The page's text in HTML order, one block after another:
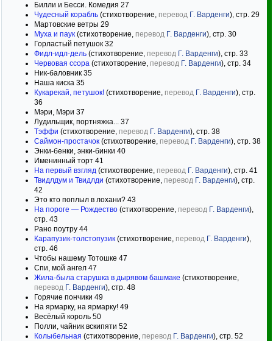
Билли и Бесси. Комедия 27
Чудесный корабль (стихотворение, перевод Г. Варденги), стр. 29
Мартовские ветры 29
Муха и паук (стихотворение, перевод Г. Варденги), стр. 30
Горластый петушок 32
Фидл-идл-дель (стихотворение, перевод Г. Варденги), стр. 33
Червовая ссора (стихотворение, перевод Г. Варденги), стр. 34
Ник-баловник 35
Наша киска 35
Кукарекай, петушок! (стихотворение, перевод Г. Варденги), стр.
36
Мэри, Мэри 37
Лудильщик, портняжка... 37
Тэффи (стихотворение, перевод Г. Варденги), стр. 38
Саймон-простачок (стихотворение, перевод Г. Варденги), стр. 38
Энки-бенки, энки-бинки 40
Именинный торт 41
На первый взгляд (стихотворение, перевод Г. Варденги), стр. 41
Твидлдум и Твидлди (стихотворение, перевод Г. Варденги), стр.
42
Это кто поплыл в лохани? 43
На пороге — Рождество (стихотворение, перевод Г. Варденги),
стр. 43
Рано поутру 44
Карапузик-толстопузик (стихотворение, перевод Г. Варденги),
стр. 46
Чтобы нашему Тотошке 47
Спи, мой ангел 47
Жила-была старушка в дырявом башмаке (стихотворение,
перевод Г. Варденги), стр. 48
Горячие пончики 49
На ярмарку, на ярмарку! 49
Весёлый король 50
Полли, чайник вскипяти 52
Колыбельная (стихотворение, перевод Г. Варденги), стр. 52